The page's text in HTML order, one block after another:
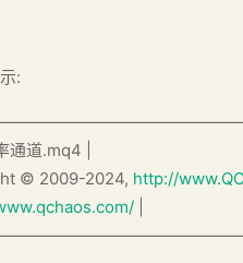
:
通道.mq4 |
© 2009-2024, http://